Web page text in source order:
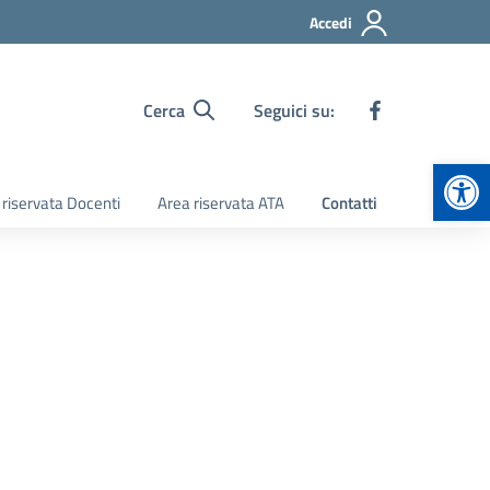
Accedi
Cerca Seguici su:
Docenti Area riservata ATA Contatti